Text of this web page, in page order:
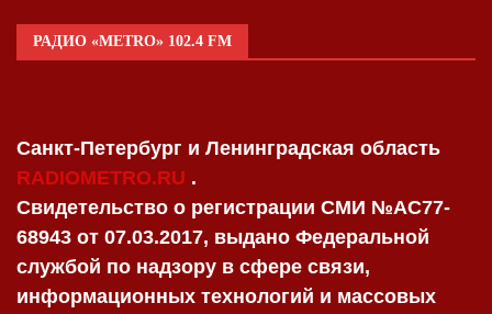
РАДИО «METRO» 102.4 FM
Санкт-Петербург и Ленинградская область
RADIOMETRO.RU .
Свидетельство о регистрации СМИ №AC77-
68943 от 07.03.2017, выдано Федеральной
службой по надзору в сфере связи,
информационных технологий и массовых